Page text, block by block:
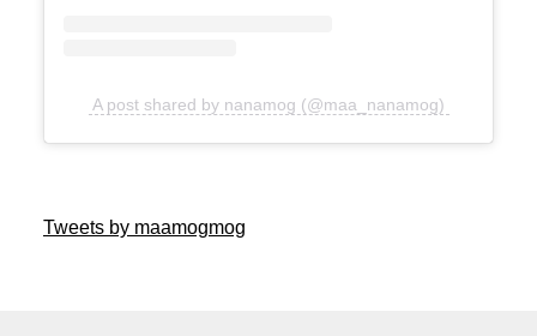
A post shared by nanamog (@maa_nanamog)
Tweets by maamogmog